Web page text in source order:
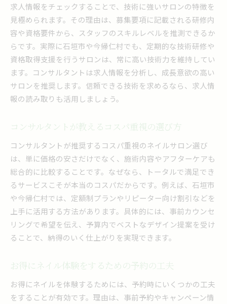
求人情報をチェックすることで、技術に強いサロンの特徴を
見極められます。その理由は、募集要項に記載される研修内
容や資格要件から、スタッフのスキルレベルを推測できるか
らです。実際に石垣市や今帰仁村でも、定期的な技術研修や
資格取得支援を行うサロンは、常に高い技術力を維持してい
ます。コンサルタントは求人情報を分析し、成長意欲の高い
サロンを推奨します。信頼できる技術を求めるなら、求人情
報の読み取りも活用しましょう。
コンサルタントが教えるコスパ重視の選び方
コンサルタントが推奨するコスパ重視のネイルサロン選び
は、単に価格の安さだけでなく、施術内容やアフターケアも
総合的に比較することです。なぜなら、トータルで満足でき
るサービスこそが本当のコスパだからです。例えば、石垣市
や今帰仁村では、定額制プランやリピーター向け割引などを
上手に活用する方法があります。具体的には、事前カウンセ
リングで希望を伝え、予算内でベストなデザイン提案を受け
ることで、納得のいく仕上がりを実現できます。
お得にネイル体験をするための予約の工夫
お得にネイルを体験するためには、予約時にいくつかの工夫
をすることが有効です。理由は、事前予約やキャンペーン情